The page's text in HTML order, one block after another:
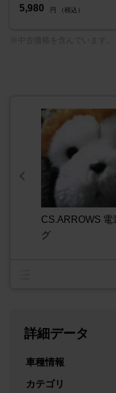
5,980 円 （税込）
CS.ARROWS 電
グ
詳細データ
車種情報
カテゴリ